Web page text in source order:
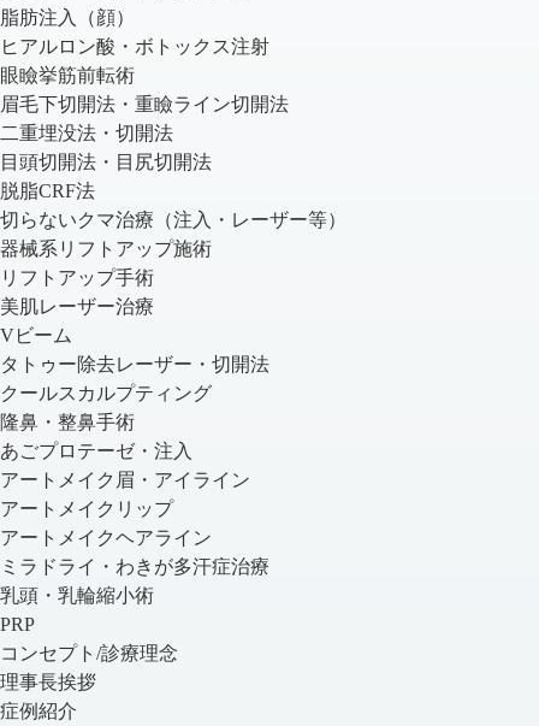
脂肪注入（顔）
ヒアルロン酸・ボトックス注射
眼瞼挙筋前転術
眉毛下切開法・重瞼ライン切開法
二重埋没法・切開法
目頭切開法・目尻切開法
脱脂CRF法
切らないクマ治療（注入・レーザー等）
器械系リフトアップ施術
リフトアップ手術
美肌レーザー治療
Vビーム
タトゥー除去レーザー・切開法
クールスカルプティング
隆鼻・整鼻手術
あごプロテーゼ・注入
アートメイク眉・アイライン
アートメイクリップ
アートメイクヘアライン
ミラドライ・わきが多汗症治療
乳頭・乳輪縮小術
PRP
コンセプト/診療理念
理事長挨拶
症例紹介